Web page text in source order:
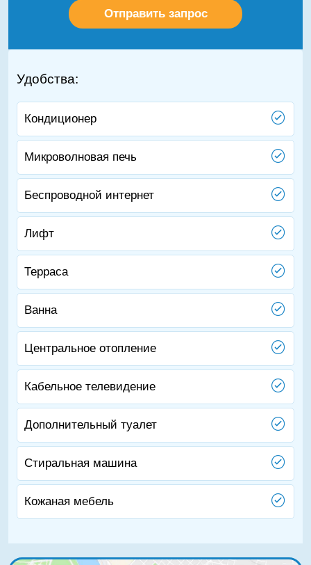
Удобства:
Кондиционер
Микроволновая печь
Беспроводной интернет
Лифт
Терраса
Ванна
Центральное отопление
Кабельное телевидение
Дополнительный туалет
Стиральная машина
Кожаная мебель